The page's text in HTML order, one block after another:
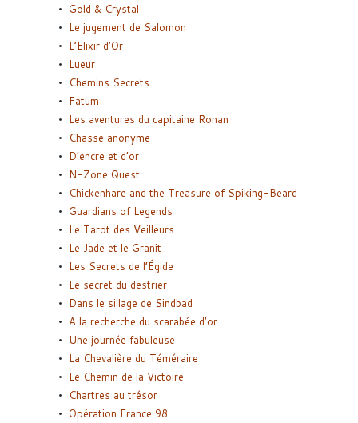
Gold & Crystal
Le jugement de Salomon
L’Elixir d’Or
Lueur
Chemins Secrets
Fatum
Les aventures du capitaine Ronan
Chasse anonyme
D’encre et d’or
N-Zone Quest
Chickenhare and the Treasure of Spiking-Beard
Guardians of Legends
Le Tarot des Veilleurs
Le Jade et le Granit
Les Secrets de l’Égide
Le secret du destrier
Dans le sillage de Sindbad
A la recherche du scarabée d’or
Une journée fabuleuse
La Chevalière du Téméraire
Le Chemin de la Victoire
Chartres au trésor
Opération France 98